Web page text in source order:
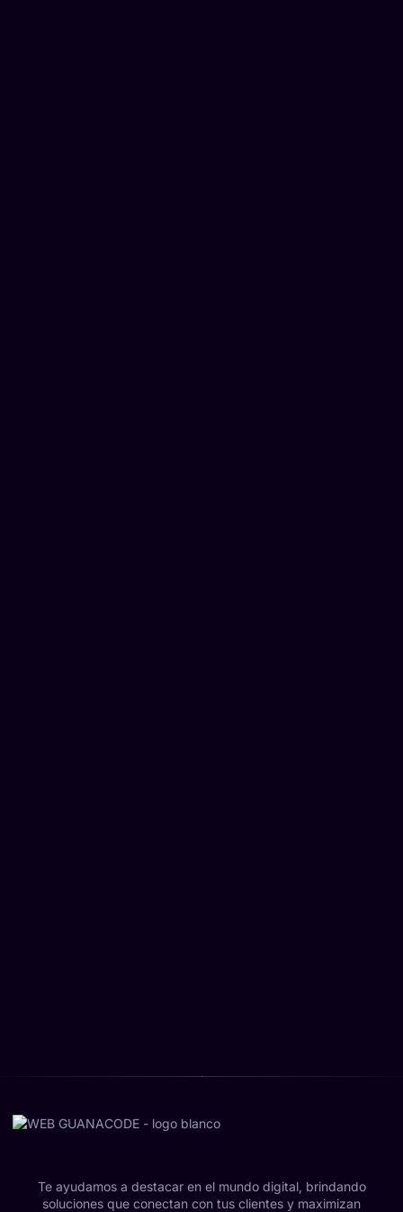
Te ayudamos a destacar en el mundo digital, brindando
soluciones que conectan con tus clientes y maximizan